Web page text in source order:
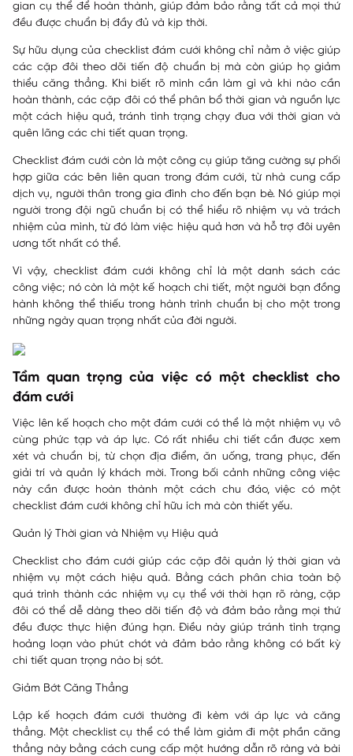
gian cụ thể để hoàn thành, giúp đảm bảo rằng tất cả mọi thứ
đều được chuẩn bị đầy đủ và kịp thời.
Sự hữu dụng của checklist đám cưới không chỉ nằm ở việc giúp
các cặp đôi theo dõi tiến độ chuẩn bị mà còn giúp họ giảm
thiểu căng thẳng. Khi biết rõ mình cần làm gì và khi nào cần
hoàn thành, các cặp đôi có thể phân bổ thời gian và nguồn lực
một cách hiệu quả, tránh tình trạng chạy đua với thời gian và
quên lãng các chi tiết quan trọng.
Checklist đám cưới còn là một công cụ giúp tăng cường sự phối
hợp giữa các bên liên quan trong đám cưới, từ nhà cung cấp
dịch vụ, người thân trong gia đình cho đến bạn bè. Nó giúp mọi
người trong đội ngũ chuẩn bị có thể hiểu rõ nhiệm vụ và trách
nhiệm của mình, từ đó làm việc hiệu quả hơn và hỗ trợ đôi uyên
ương tốt nhất có thể.
Vì vậy, checklist đám cưới không chỉ là một danh sách các
công việc; nó còn là một kế hoạch chi tiết, một người bạn đồng
hành không thể thiếu trong hành trình chuẩn bị cho một trong
những ngày quan trọng nhất của đời người.
Tầm quan trọng của việc có một checklist cho
đám cưới
Việc lên kế hoạch cho một đám cưới có thể là một nhiệm vụ vô
cùng phức tạp và áp lực. Có rất nhiều chi tiết cần được xem
xét và chuẩn bị, từ chọn địa điểm, ăn uống, trang phục, đến
giải trí và quản lý khách mời. Trong bối cảnh những công việc
này cần được hoàn thành một cách chu đáo, việc có một
checklist đám cưới không chỉ hữu ích mà còn thiết yếu.
Quản lý Thời gian và Nhiệm vụ Hiệu quả
Checklist cho đám cưới giúp các cặp đôi quản lý thời gian và
nhiệm vụ một cách hiệu quả. Bằng cách phân chia toàn bộ
quá trình thành các nhiệm vụ cụ thể với thời hạn rõ ràng, cặp
đôi có thể dễ dàng theo dõi tiến độ và đảm bảo rằng mọi thứ
đều được thực hiện đúng hạn. Điều này giúp tránh tình trạng
hoảng loạn vào phút chót và đảm bảo rằng không có bất kỳ
chi tiết quan trọng nào bị sót.
Giảm Bớt Căng Thẳng
Lập kế hoạch đám cưới thường đi kèm với áp lực và căng
thẳng. Một checklist cụ thể có thể làm giảm đi một phần căng
thẳng này bằng cách cung cấp một hướng dẫn rõ ràng và bài